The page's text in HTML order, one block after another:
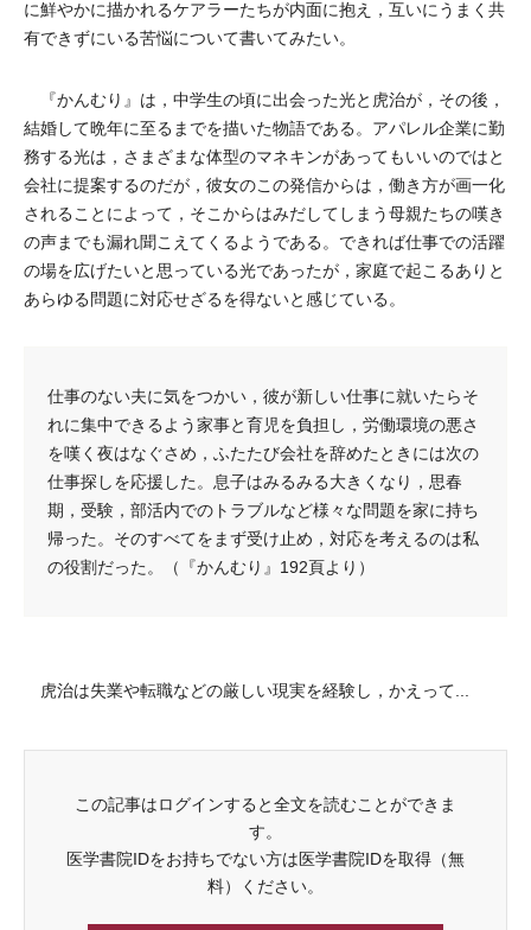
に鮮やかに描かれるケアラーたちが内面に抱え，互いにうまく共
有できずにいる苦悩について書いてみたい。
『かんむり』は，中学生の頃に出会った光と虎治が，その後，
結婚して晩年に至るまでを描いた物語である。アパレル企業に勤
務する光は，さまざまな体型のマネキンがあってもいいのではと
会社に提案するのだが，彼女のこの発信からは，働き方が画一化
されることによって，そこからはみだしてしまう母親たちの嘆き
の声までも漏れ聞こえてくるようである。できれば仕事での活躍
の場を広げたいと思っている光であったが，家庭で起こるありと
あらゆる問題に対応せざるを得ないと感じている。
仕事のない夫に気をつかい，彼が新しい仕事に就いたらそ
れに集中できるよう家事と育児を負担し，労働環境の悪さ
を嘆く夜はなぐさめ，ふたたび会社を辞めたときには次の
仕事探しを応援した。息子はみるみる大きくなり，思春
期，受験，部活内でのトラブルなど様々な問題を家に持ち
帰った。そのすべてをまず受け止め，対応を考えるのは私
の役割だった。（『かんむり』192頁より）
虎治は失業や転職などの厳しい現実を経験し，かえって...
この記事はログインすると全文を読むことができま
す。
医学書院IDをお持ちでない方は医学書院IDを取得（無
料）ください。